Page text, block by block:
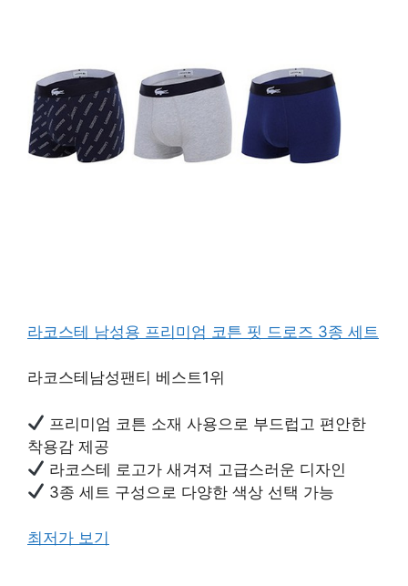
라코스테 남성용 프리미엄 코튼 핏 드로즈 3종 세트
라코스테남성팬티 베스트1위
프리미엄 코튼 소재 사용으로 부드럽고 편안한
착용감 제공
라코스테 로고가 새겨져 고급스러운 디자인
3종 세트 구성으로 다양한 색상 선택 가능
최저가 보기